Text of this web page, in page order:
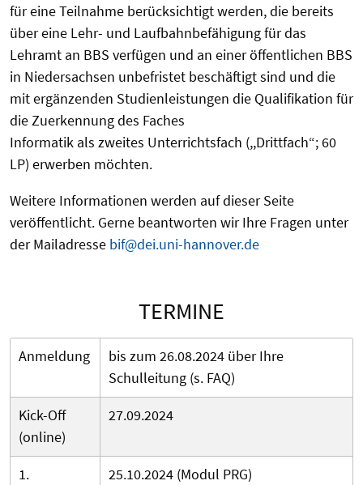
füreineTeilnahme berücksichtigtwerden,die bereits
übereine Lehr- und Laufbahnbefähigungfürdas
Lehramt an BBS verfügen und an eineröffentlichen BBS
in Niedersachsen unbefristet beschäftigtsind und die
mitergänzenden Studienleistungen die Qualifikation für
dieZuerkennungdes Faches
Informatik als zweites Unterrichtsfach (,,Drittfach“; 60
LP) erwerben möchten.
Weitere Informationen werden auf dieser Seite
veröffentlicht. Gerne beantworten wir Ihre Fragen unter
der Mailadresse bif@dei.uni-hannover.de
TERMINE
Anmeldung
bis zum 26.08.2024 über Ihre
Schulleitung (s. FAQ)
Kick-Off
(online)
27.09.2024
1.
25.10.2024 (Modul PRG)